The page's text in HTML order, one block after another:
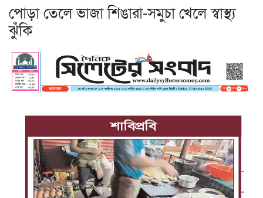
পোড়া তেলে ভাজা শিঙারা-সমুচা খেলে স্বাস্থ্য
ঝুঁকি